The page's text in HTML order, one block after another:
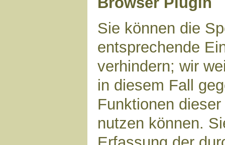
Sie können die
entsprechende
verhindern; wir
in diesem Fall
Funktionen
nutzen können.